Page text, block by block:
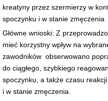
kreatyny przez szermierzy w
spoczynku i w stanie zmęczenia
Główne wnioski: Z
mieć korzystny wpływ na
zawodników obserwowano
do ciągłego, szybkiego
spoczynku, a także czasu
i w stanie zmęczenia.